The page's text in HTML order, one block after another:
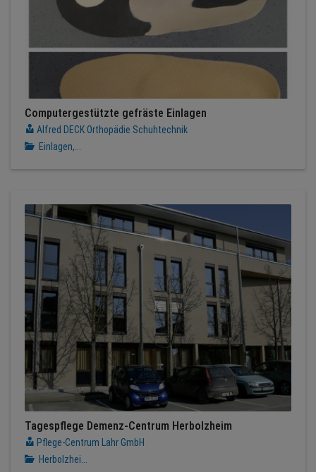
Computergestützte gefräste Einlagen
Alfred DECK Orthopädie Schuhtechnik
Einlagen,...
Tagespflege Demenz-Centrum Herbolzheim
Pflege-Centrum Lahr GmbH
Herbolzhei...